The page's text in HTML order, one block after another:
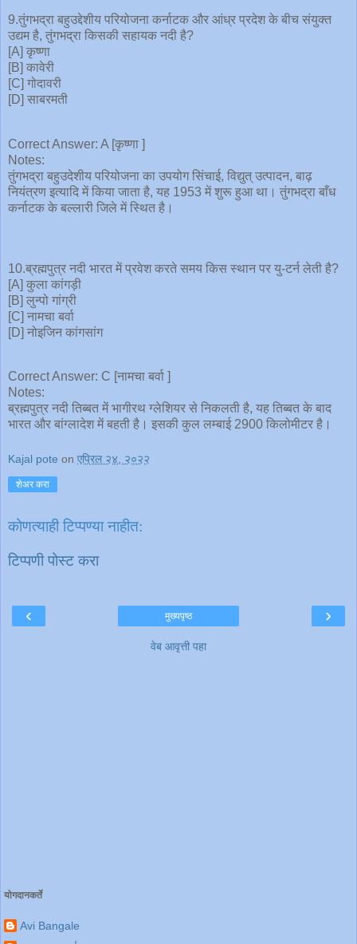
9.तुंगभद्रा बहुउद्देशीय परियोजना कर्नाटक और आंध्र प्रदेश के बीच संयुक्त
उद्यम है, तुंगभद्रा किसकी सहायक नदी है?
[A] कृष्णा
[B] कावेरी
[C] गोदावरी
[D] साबरमती
Correct Answer: A [कृष्णा ]
Notes:
तुंगभद्रा बहुउदेशीय परियोजना का उपयोग सिंचाई, विद्युत् उत्पादन, बाढ़
नियंत्रण इत्यादि में किया जाता है, यह 1953 में शुरू हुआ था। तुंगभद्रा बाँध
कर्नाटक के बल्लारी जिले में स्थित है।
10.ब्रह्मपुत्र नदी भारत में प्रवेश करते समय किस स्थान पर यु-टर्न लेती है?
[A] कुला कांगड़ी
[B] लुन्पो गांग्री
[C] नामचा बर्वा
[D] नोइजिन कांगसांग
Correct Answer: C [नामचा बर्वा ]
Notes:
ब्रह्मपुत्र नदी तिब्बत में भागीरथ ग्लेशियर से निकलती है, यह तिब्बत के बाद
भारत और बांग्लादेश में बहती है। इसकी कुल लम्बाई 2900 किलोमीटर है।
Kajal pote on एप्रिल २४, २०२२
शेअर करा
कोणत्याही टिप्पण्‍या नाहीत:
टिप्पणी पोस्ट करा
‹ ›
मुख्यपृष्ठ
वेब आवृत्ती पहा
योगदानकर्ते
Avi Bangale